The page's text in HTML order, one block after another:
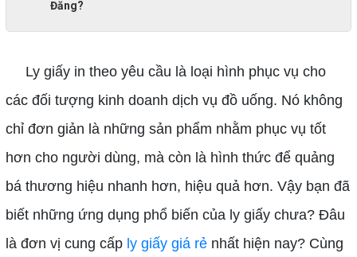
Đăng?
Ly giấy in theo yêu cầu là loại hình phục vụ cho
các đối tượng kinh doanh dịch vụ đồ uống. Nó không
chỉ đơn giản là những sản phẩm nhằm phục vụ tốt
hơn cho người dùng, mà còn là hình thức để quảng
bá thương hiệu nhanh hơn, hiệu quả hơn. Vậy bạn đã
biết những ứng dụng phổ biến của ly giấy chưa? Đâu
là đơn vị cung cấp ly giấy giá rẻnhất hiện nay? Cùng